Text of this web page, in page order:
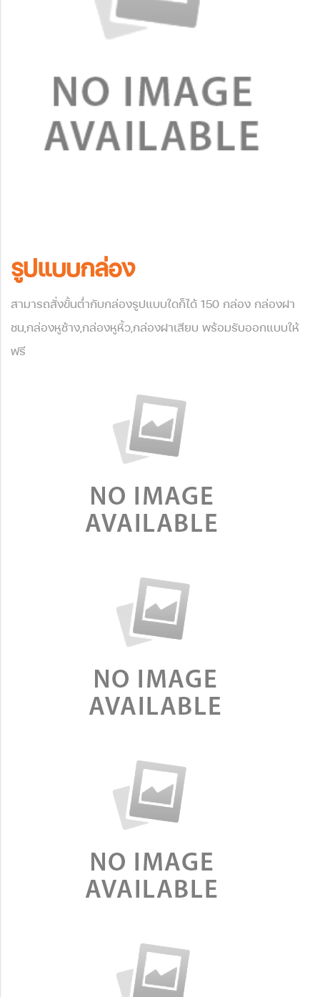
พร้อมให้คำปรึกษาแนะนำ
รูปแบบกล่อง
สามารถสั่งขั้นต่ำกับกล่องรูปแบบใดก็ได้ 150 กล่อง กล่องฝา
ชน,กล่องหูช้าง,กล่องหูหิ้ว,กล่องฝาเสียบ พร้อมรับออกแบบให้
ฟรี